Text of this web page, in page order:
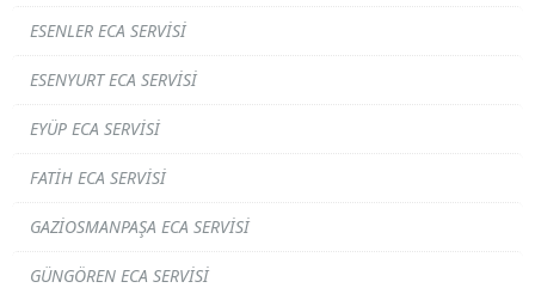
ESENLER ECA SERVISI
ESENYURT ECA SERVISI
EYÜP ECA SERVISI
FATIH ECA SERVISI
GAZIOSMANPAŞA ECA SERVISI
GÜNGÖREN ECA SERVISI